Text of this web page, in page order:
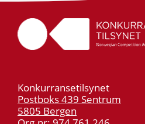
Konkurransetilsynet
Postboks 439 Sentrum
5805 Bergen